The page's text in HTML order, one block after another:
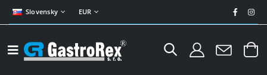
Slovensky EUR